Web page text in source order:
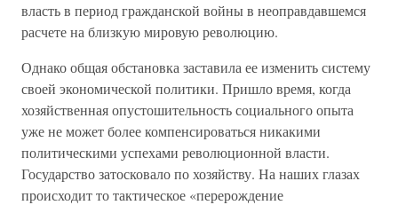
власть в период гражданской войны в неоправдавшемся
расчете на близкую мировую революцию.
Однако общая обстановка заставила ее изменить систему
своей экономической политики. Пришло время, когда
хозяйственная опустошительность социального опыта
уже не может более компенсироваться никакими
политическими успехами революционной власти.
Государство затосковало по хозяйству. На наших глазах
происходит то тактическое «перерождение